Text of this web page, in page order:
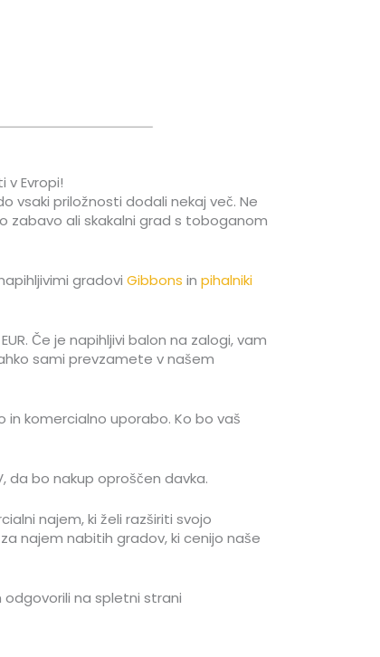
Evropi!
vsaki priložnosti dodali nekaj več. Ne
zabavo ali skakalni grad s toboganom
gradoviGibbons inpihalniki
Če je napihljivi balon na zalogi, vam
sami prevzamete v našem
in komercialno uporabo. Ko bo vaš
da bo nakup oproščen davka.
najem, ki želi razširiti svojo
najem nabitih gradov, ki cenijo naše
na spletni strani